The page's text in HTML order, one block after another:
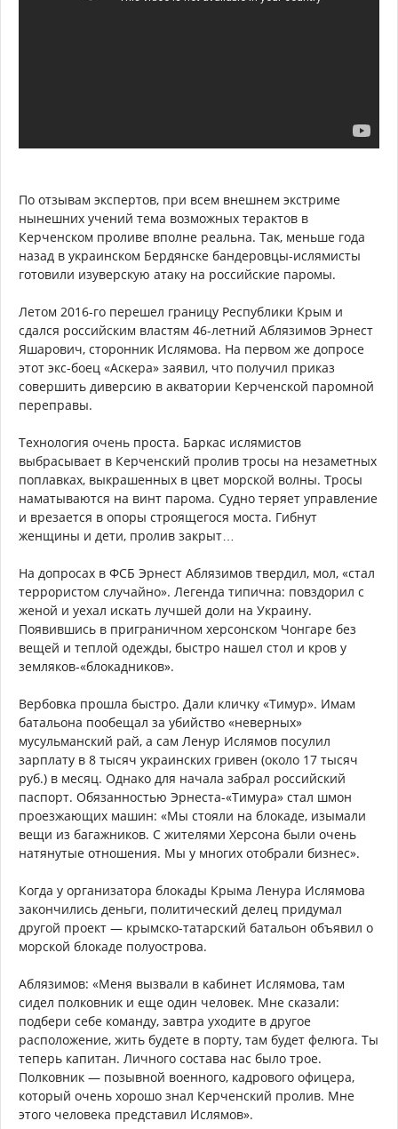
По отзывам экспертов, при всем внешнем экстриме
нынешних учений тема возможных терактов в
Керченском проливе вполне реальна. Так, меньше года
назад в украинском Бердянске бандеровцы-ислямисты
готовили изуверскую атаку на российские паромы.
Летом 2016-го перешел границу Республики Крым и
сдался российским властям 46-летний Аблязимов Эрнест
Яшарович, сторонник Ислямова. На первом же допросе
этот экс-боец «Аскера» заявил, что получил приказ
совершить диверсию в акватории Керченской паромной
переправы.
Технология очень проста. Баркас ислямистов
выбрасывает в Керченский пролив тросы на незаметных
поплавках, выкрашенных в цвет морской волны. Тросы
наматываются на винт парома. Судно теряет управление
и врезается в опоры строящегося моста. Гибнут
женщины и дети, пролив закрыт…
На допросах в ФСБ Эрнест Аблязимов твердил, мол, «стал
террористом случайно». Легенда типична: повздорил с
женой и уехал искать лучшей доли на Украину.
Появившись в приграничном херсонском Чонгаре без
вещей и теплой одежды, быстро нашел стол и кров у
земляков-«блокадников».
Вербовка прошла быстро. Дали кличку «Тимур». Имам
батальона пообещал за убийство «неверных»
мусульманский рай, а сам Ленур Ислямов посулил
зарплату в 8 тысяч украинских гривен (около 17 тысяч
руб.) в месяц. Однако для начала забрал российский
паспорт. Обязанностью Эрнеста-«Тимура» стал шмон
проезжающих машин: «Мы стояли на блокаде, изымали
вещи из багажников. С жителями Херсона были очень
натянутые отношения. Мы у многих отобрали бизнес».
Когда у организатора блокады Крыма Ленура Ислямова
закончились деньги, политический делец придумал
другой проект — крымско-татарский батальон объявил о
морской блокаде полуострова.
Аблязимов: «Меня вызвали в кабинет Ислямова, там
сидел полковник и еще один человек. Мне сказали:
подбери себе команду, завтра уходите в другое
расположение, жить будете в порту, там будет фелюга. Ты
теперь капитан. Личного состава нас было трое.
Полковник — позывной военного, кадрового офицера,
который очень хорошо знал Керченский пролив. Мне
этого человека представил Ислямов».